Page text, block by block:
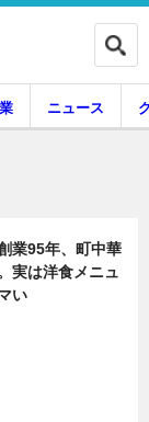
ンタビュー
ニュース
業95年、町中華
実は洋食メニュ
い